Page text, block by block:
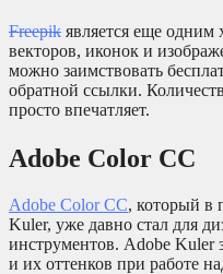
Freepik является еще
векторов, иконок и
можно заимствовать
обратной ссылки.
просто впечатляет.
Adobe Color CC
Adobe Color CC, который в
Kuler, уже давно стал для
инструментов. Adobe Kuler
и их оттенков при работе